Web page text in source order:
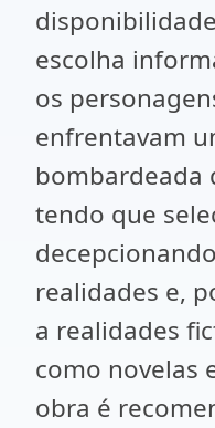
escolha
os
enfrentavam
bombardeada
tendo que
realidades e,
a realidades
como novelas
obra é